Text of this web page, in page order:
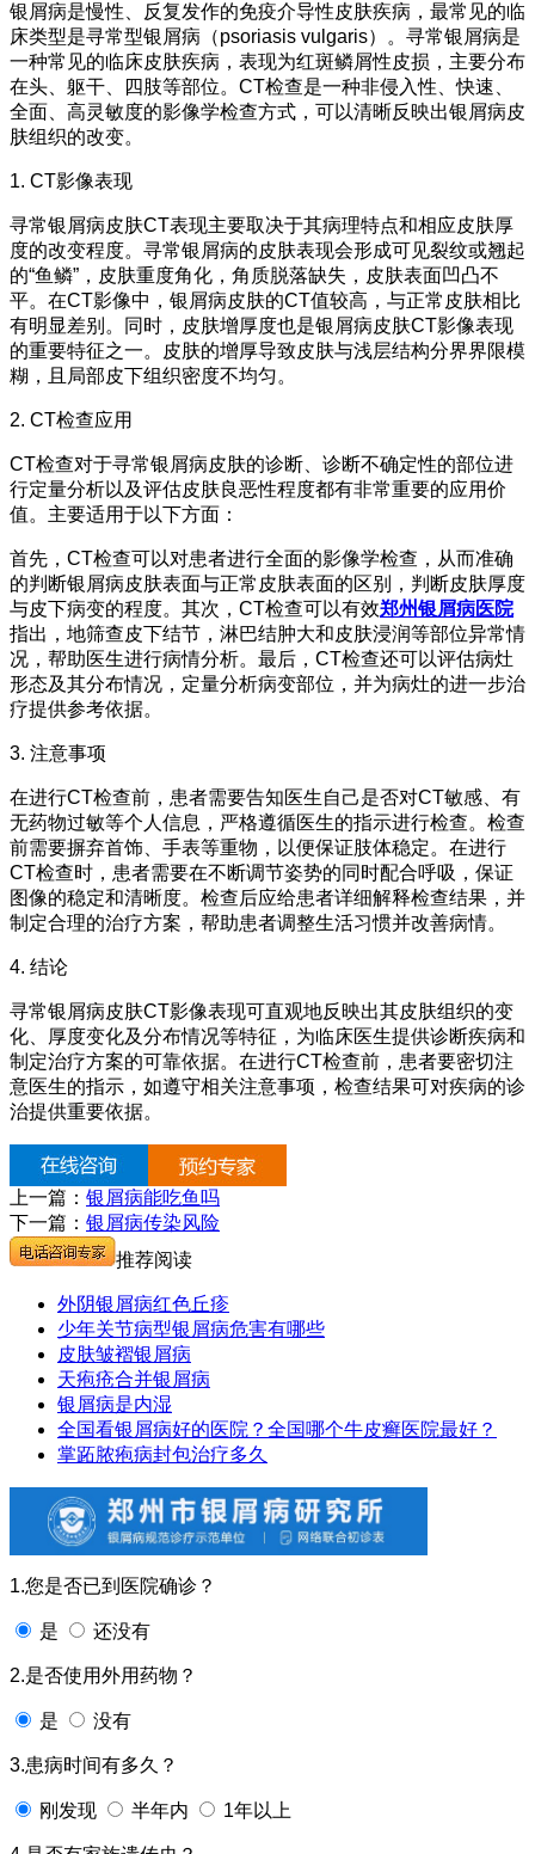
银屑病是慢性、反复发作的免疫介导性皮肤疾病，最常见的临
床类型是寻常型银屑病（psoriasis vulgaris）。寻常银屑病是
一种常见的临床皮肤疾病，表现为红斑鳞屑性皮损，主要分布
在头、躯干、四肢等部位。CT检查是一种非侵入性、快速、
全面、高灵敏度的影像学检查方式，可以清晰反映出银屑病皮
肤组织的改变。
1. CT影像表现
寻常银屑病皮肤CT表现主要取决于其病理特点和相应皮肤厚
度的改变程度。寻常银屑病的皮肤表现会形成可见裂纹或翘起
的“鱼鳞”，皮肤重度角化，角质脱落缺失，皮肤表面凹凸不
平。在CT影像中，银屑病皮肤的CT值较高，与正常皮肤相比
有明显差别。同时，皮肤增厚度也是银屑病皮肤CT影像表现
的重要特征之一。皮肤的增厚导致皮肤与浅层结构分界界限模
糊，且局部皮下组织密度不均匀。
2. CT检查应用
CT检查对于寻常银屑病皮肤的诊断、诊断不确定性的部位进
行定量分析以及评估皮肤良恶性程度都有非常重要的应用价
值。主要适用于以下方面：
首先，CT检查可以对患者进行全面的影像学检查，从而准确
的判断银屑病皮肤表面与正常皮肤表面的区别，判断皮肤厚度
与皮下病变的程度。其次，CT检查可以有效郑州银屑病医院
指出，地筛查皮下结节，淋巴结肿大和皮肤浸润等部位异常情
况，帮助医生进行病情分析。最后，CT检查还可以评估病灶
形态及其分布情况，定量分析病变部位，并为病灶的进一步治
疗提供参考依据。
3. 注意事项
在进行CT检查前，患者需要告知医生自己是否对CT敏感、有
无药物过敏等个人信息，严格遵循医生的指示进行检查。检查
前需要摒弃首饰、手表等重物，以便保证肢体稳定。在进行
CT检查时，患者需要在不断调节姿势的同时配合呼吸，保证
图像的稳定和清晰度。检查后应给患者详细解释检查结果，并
制定合理的治疗方案，帮助患者调整生活习惯并改善病情。
4. 结论
寻常银屑病皮肤CT影像表现可直观地反映出其皮肤组织的变
化、厚度变化及分布情况等特征，为临床医生提供诊断疾病和
制定治疗方案的可靠依据。在进行CT检查前，患者要密切注
意医生的指示，如遵守相关注意事项，检查结果可对疾病的诊
治提供重要依据。
上一篇： 银屑病能吃鱼吗
下一篇： 银屑病传染风险
推荐阅读
外阴银屑病红色丘疹
少年关节病型银屑病危害有哪些
皮肤皱褶银屑病
天疱疮合并银屑病
银屑病是内湿
全国看银屑病好的医院？全国哪个牛皮癣医院最好？
掌跖脓疱病封包治疗多久
1.您是否已到医院确诊？
是 还没有
2.是否使用外用药物？
是 没有
3.患病时间有多久？
刚发现 半年内 1年以上